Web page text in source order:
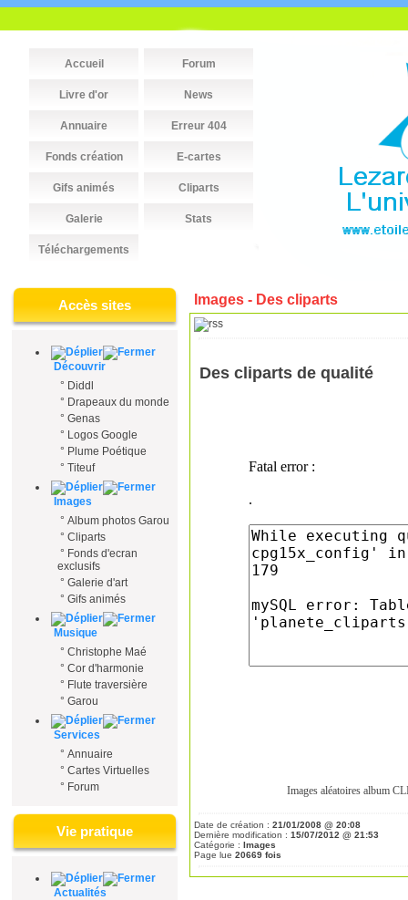
Accueil Forum
Livre d'or News
Annuaire Erreur 404
Fonds création E-cartes
Gifs animés Cliparts
Galerie Stats
Téléchargements
Accès sites
Découvrir
° Diddl
° Drapeaux du monde
° Genas
° Logos Google
° Plume Poétique
° Titeuf
Images
° Album photos Garou
° Cliparts
° Fonds d'ecran
exclusifs
° Galerie d'art
° Gifs animés
Musique
° Christophe Maé
° Cor d'harmonie
° Flute traversière
° Garou
Services
° Annuaire
° Cartes Virtuelles
° Forum
Vie pratique
Actualités
Images - Des cliparts
Des cliparts de qualité
Images aléatoires album
Date de création : 21/01/2008 @ 20:08
Dernière modification : 15/07/2012 @ 21:53
Catégorie : Images
Page lue 20669 fois